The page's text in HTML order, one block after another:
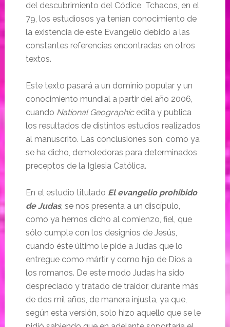
del descubrimiento del Códice Tchacos, en el
79, los estudiosos ya tenían conocimiento de
la existencia de este Evangelio debido a las
constantes referencias encontradas en otros
textos.
Este texto pasará a un dominio popular y un
conocimiento mundial a partir del año 2006,
cuando National Geographicedita y publica
los resultados de distintos estudios realizados
al manuscrito. Las conclusiones son, como ya
se ha dicho, demoledoras para determinados
preceptos de la Iglesia Católica.
En el estudio titulado El evangelio prohibido
de Judas, se nos presenta a un discípulo,
como ya hemos dicho al comienzo, fiel, que
sólo cumple con los designios de Jesús,
cuando éste último le pide a Judas que lo
entregue como mártir y como hijo de Dios a
los romanos. De este modo Judas ha sido
despreciado y tratado de traidor, durante más
de dos mil años, de manera injusta, ya que,
según esta versión, solo hizo aquello que se le